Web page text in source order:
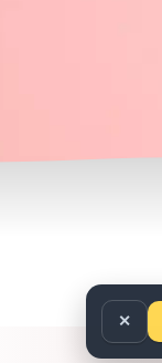
✕